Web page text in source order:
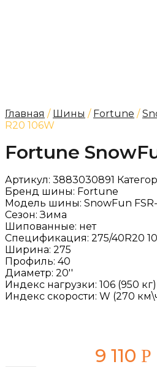
Главная / Шины / Fortune /
R20 106W
Fortune
Артикул: 3883030891
Бренд шины: Fortune
Модель шины: SnowFun
Сезон:Зима
Шипованные: нет
Спецификация: 275/40R20
Ширина: 275
Профиль: 40
Диаметр: 20''
Индекс нагрузки: 106 (950 кг)
Индекс скорости: W (270
9 110 Р